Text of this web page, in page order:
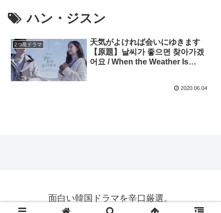
ク・ミニョン